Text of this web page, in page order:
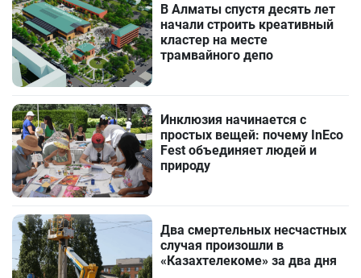
В Алматы спустя десять лет
начали строить креативный
кластер на месте
трамвайного депо
Инклюзия начинается с
простых вещей: почему InEco
Fest объединяет людей и
природу
Два смертельных несчастных
случая произошли в
«Казахтелекоме» за два дня